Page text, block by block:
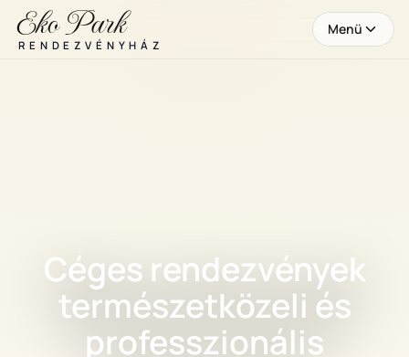
Eko Park
RENDEZVÉNYHÁZ
Menü
Céges rendezvények
természetközeli és
professzionális